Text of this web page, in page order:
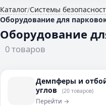
Каталог/Системы
Оборудование для
Оборудование
0 товаров
Демпферы и
углов
(20 товаров)
Перейти →